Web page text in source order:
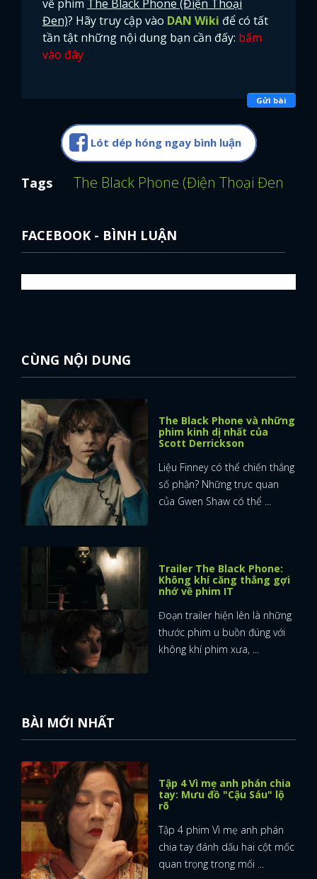
FACEBOOK GOOGLE
về phim The Black Phone (Điện Thoại
Đen)? Hãy truy cập vào DAN Wiki để có tất
tần tật những nội dung bạn cần đấy: bấm
vào đây
Gửi bài
Lót dép hóng ngay bình luận
Tags The Black Phone (Điện Thoại Đen)
FACEBOOK - BÌNH LUẬN
CÙNG NỘI DUNG
The Black Phone và những
phim kinh dị nhất của
Scott Derrickson
Liệu Finney có thể chiến thắng
số phận? Những trực quan
của Gwen Shaw có thể ...
Trailer The Black Phone:
Không khí căng thẳng gợi
nhớ về phim IT
Đoạn trailer hiện lên là những
thước phim u buồn đúng với
không khí phim xưa, ...
BÀI MỚI NHẤT
Tập 4 Vì mẹ anh phán chia
tay: Mưu đồ "Cậu Sáu" lộ
rõ
Tập 4 phim Vì mẹ anh phán
chia tay đánh dấu hai cột mốc
quan trọng trong mối ...